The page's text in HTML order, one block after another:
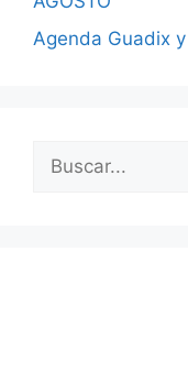
Agenda Guadix